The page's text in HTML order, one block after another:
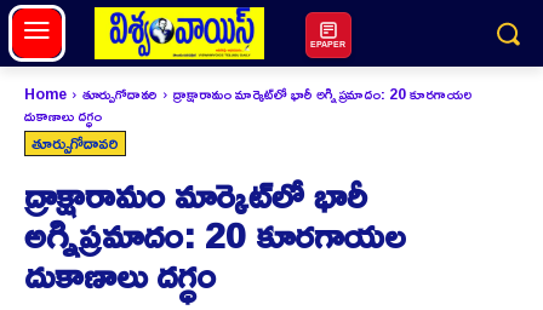
EPAPER
Home తూర్పుగోదావరి ద్రాక్షారామం మార్కెట్‌లో భారీ అగ్నిప్రమాదం: 20 కూరగాయల
దుకాణాలు దగ్ధం
తూర్పుగోదావరి
ద్రాక్షారామం మార్కెట్‌లో భారీ
అగ్నిప్రమాదం: 20 కూరగాయల
దుకాణాలు దగ్ధం